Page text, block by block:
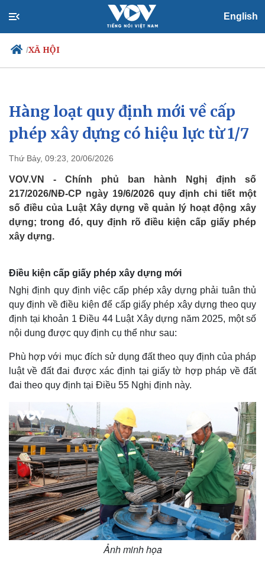
English
/XÃ HỘI
Chính trị
Đảng
Tổ chức nhân sự
Nhận diện sự thật
Xã hội
Tin 24h
Dự báo thời tiết
Việc làm
Biển đảo
Hàng loạt quy định mới về cấp
phép xây dựng có hiệu lực từ 1/7
Thứ Bảy, 09:23, 20/06/2026
VOV.VN - Chính phủ ban hành Nghị định số
217/2026/NĐ-CP ngày 19/6/2026 quy định chi tiết một
số điều của Luật Xây dựng về quản lý hoạt động xây
dựng; trong đó, quy định rõ điều kiện cấp giấy phép
xây dựng.
Điều kiện cấp giấy phép xây dựng mới
Nghị định quy định việc cấp phép xây dựng phải tuân thủ
quy định về điều kiện để cấp giấy phép xây dựng theo quy
định tại khoản 1 Điều 44 Luật Xây dựng năm 2025, một số
nội dung được quy định cụ thể như sau:
Phù hợp với mục đích sử dụng đất theo quy định của pháp
luật về đất đai được xác định tại giấy tờ hợp pháp về đất
đai theo quy định tại Điều 55 Nghị định này.
Ảnh minh họa